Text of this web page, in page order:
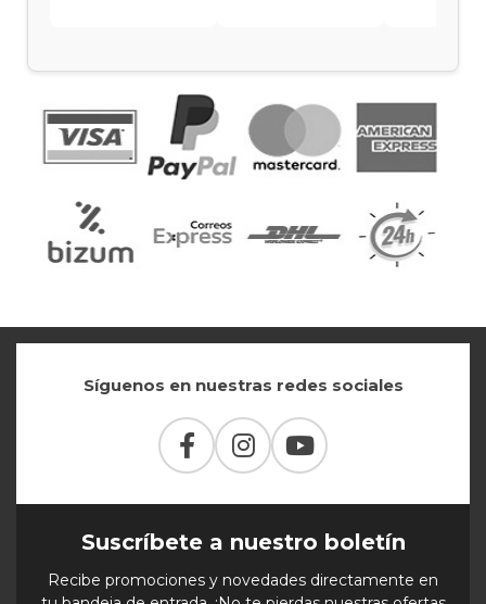
Síguenos en nuestras redes sociales
Suscríbete a nuestro boletín
Recibe promociones y novedades directamente en